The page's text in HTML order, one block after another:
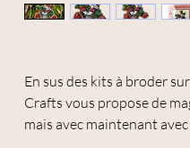
En sus des kits à broder
Crafts vous propose de
mais avec maintenant